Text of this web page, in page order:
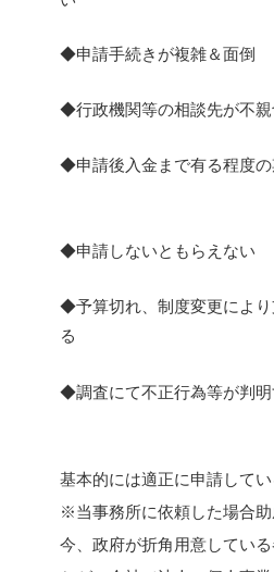
◆申請手続きが複雑＆面倒
◆行政機関等の相談先が不親
◆申請後入金まで有る程度の
◆申請しないともらえない
◆予算切れ、制度変更によ
る
◆調査にて不正行為等が判明
基本的には適正に申請して
※当事務所に依頼した場合
今、政府が折角用意してい